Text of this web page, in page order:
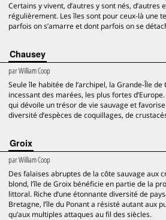
Certains y vivent, d’autres y sont nés, d’autres
régulièrement. Les îles sont pour ceux-là une
parfois on s’amarre et dont parfois on se
Chausey
parWilliam Coop
Seule île habitée de l’archipel, la Grande-Île
incessant des marées, les plus fortes
qui dévoile un trésor de vie sauvage et
diversité d’espèces de coquillages, de
Groix
parWilliam Coop
Des falaises abruptes de la côte sauvage aux
blond, l’île de Groix bénéficie en partie de la
littoral. Riche d’une étonnante diversité de
Bretagne, l’île du Ponant a résisté autant aux
qu’aux multiples attaques au fil des siècles.